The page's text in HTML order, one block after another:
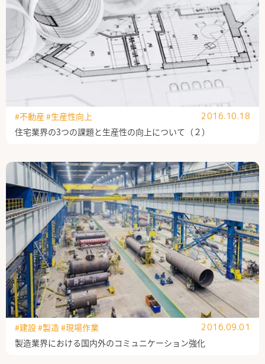
住宅業界の3つの課題と生産性の向上について（２）
#不動産#生産性向上 2016.10.18
製造業界における国内外のコミュニケーション強化
#建設#製造#現場作業 2016.09.01